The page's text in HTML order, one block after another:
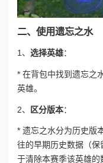
二、使用遗忘之水
1、 选择英雄：
* 在背包中找到遗忘之
英雄。
2、 区分版本：
* 遗忘之水分为历史版
往的早期历史数据（保
于清除本赛季该英雄的